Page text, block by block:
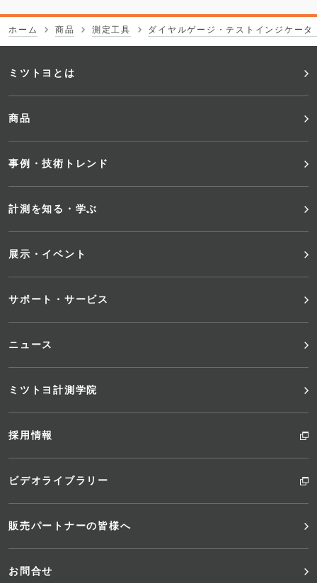
ホーム 商品 測定工具 ダイヤルゲージ・テストインジケー
フ
ッ
タ
ー
メ
ュ
ー
ミツトヨとは
商品
事例・技術トレンド
計測を知る・学ぶ
展示・イベント
サポート・サービス
ニュース
ミツトヨ計測学院
採用情報
ビデオライブラリー
販売パートナーの皆様へ
お問合せ